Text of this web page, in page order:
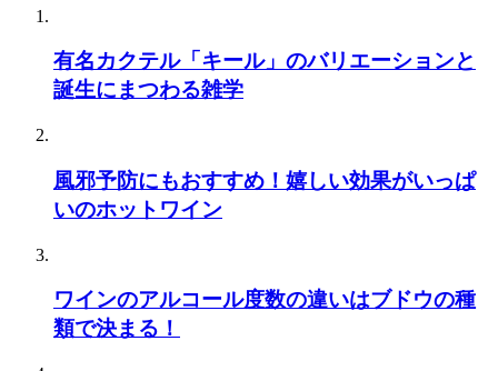
有名カクテル「キール」のバリエーションと
誕生にまつわる雑学
風邪予防にもおすすめ！嬉しい効果がいっぱ
いのホットワイン
ワインのアルコール度数の違いはブドウの種
類で決まる！